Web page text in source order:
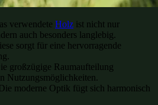
verwendete Holz ist nicht nur
auch besonders langlebig.
sorgt für eine hervorragende
großzügige Raumaufteilung
Nutzungsmöglichkeiten.
moderne Optik fügt sich harmonisch